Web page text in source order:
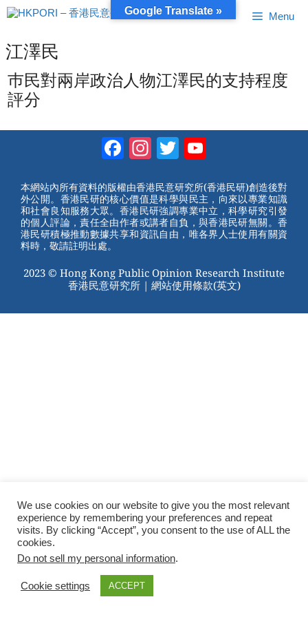
跳
至
容
Menu
江澤民
巿民對兩岸政治人物江澤民的支持程度
評分
Facebook
Instagram
Twitter
本網站內所有資料的版權由香港民意研究所(香港民研)創造後對
外公開。香港民研的核心價值是科學與民主，向來以專業知識
和社會良知服務大眾。香港民研強調專業中立，科學研究引發
的個人評論，責任全由作者或講者自負，與香港民研無關。香
港民研積極推動數據共享和資訊自由，唯各界人士使用有關資
料時，敬請註明出處。
2023 © Hong Kong Public Opinion Research Institute
香港民意研究所 | 網站使用條款(英文)
We use cookies on our website to give you the most relevant
experience by remembering your preferences and repeat
visits. By clicking “Accept”, you consent to the use of ALL the
cookies.
Do not sell my personal information.
Cookie settings ACCEPT
Google Translate »